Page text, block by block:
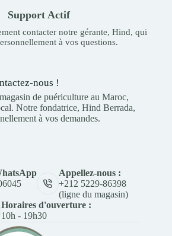
Support Actif
contacter notre gérante, Hind, qui
à vos questions.
nous !
de puériculture au Maroc,
Notre fondatrice, Hind Berrada,
à vos demandes.
Appellez-nous :
+212 5229-86398
(ligne du magasin)
Horaires d'ouverture :
10h - 19h30